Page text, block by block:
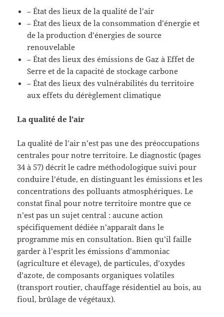
– État des lieux de la qualité de l’air
– État des lieux de la consommation d’énergie et
de la production d’énergies de source
renouvelable
– État des lieux des émissions de Gaz à Effet de
Serre et de la capacité de stockage carbone
– État des lieux des vulnérabilités du territoire
aux effets du dérèglement climatique
La qualité de l’air
La qualité de l’air n’est pas une des préoccupations
centrales pour notre territoire. Le diagnostic (pages
34 à 57) décrit le cadre méthodologique suivi pour
conduire l’étude, en distinguant les émissions et les
concentrations des polluants atmosphériques. Le
constat final pour notre territoire montre que ce
n’est pas un sujet central : aucune action
spécifiquement dédiée n’apparaît dans le
programme mis en consultation. Bien qu’il faille
garder à l’esprit les émissions d’ammoniac
(agriculture et élevage), de particules, d’oxydes
d’azote, de composants organiques volatiles
(transport routier, chauffage résidentiel au bois, au
fioul, brûlage de végétaux).